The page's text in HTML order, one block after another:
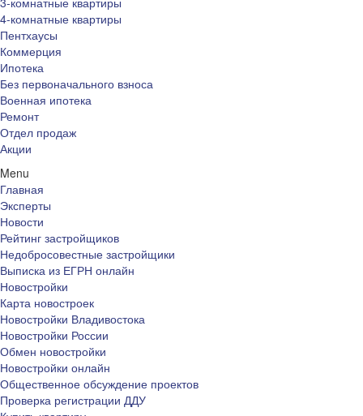
4-комнатные квартиры
Пентхаусы
Коммерция
Ипотека
Без первоначального взноса
Военная ипотека
Ремонт
Отдел продаж
Акции
Menu
Главная
Эксперты
Новости
Рейтинг застройщиков
Недобросовестные застройщики
Выписка из ЕГРН онлайн
Новостройки
Карта новостроек
Новостройки Владивостока
Новостройки России
Обмен новостройки
Новостройки онлайн
Общественное обсуждение проектов
Проверка регистрации ДДУ